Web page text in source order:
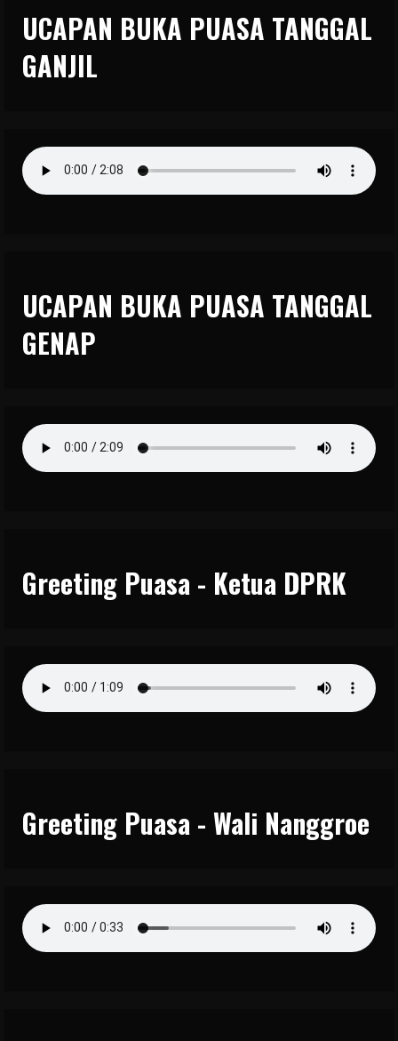
UCAPAN BUKA PUASA TANGGAL
GANJIL
UCAPAN BUKA PUASA TANGGAL
GENAP
Greeting Puasa - Ketua DPRK
Greeting Puasa - Wali Nanggroe